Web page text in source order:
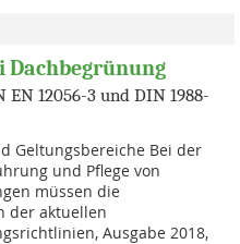
Dachbegrünung
12056-3 und DIN 1988-
Geltungsbereiche Bei der
und Pflege von
müssen die
der aktuellen
Ausgabe 2018,